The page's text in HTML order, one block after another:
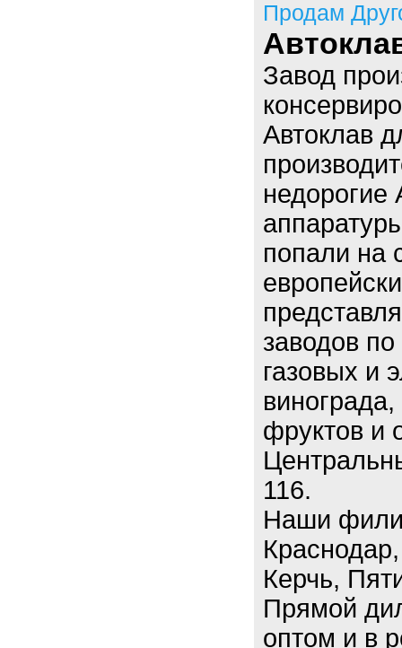
Продам
Завод
Автоклав
недорогие
попали на
заводов
газовых и
фруктов и
116.
Наши
Керчь,
Прямой
оптом и в